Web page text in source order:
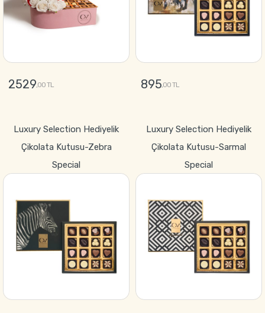
2529,00 TL 895,00 TL
Luxury Selection Hediyelik
Çikolata Kutusu-Zebra
Special
Luxury Selection Hediyelik
Çikolata Kutusu-Sarmal
Special